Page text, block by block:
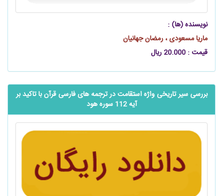
نویسنده (ها) :
ماریا مسعودی ، رمضان جهانیان
قیمت : 20.000 ریال
بررسی سیر تاریخی واژه استقامت در ترجمه های فارسی قرآن با تاکید بر
آیه 112 سوره هود